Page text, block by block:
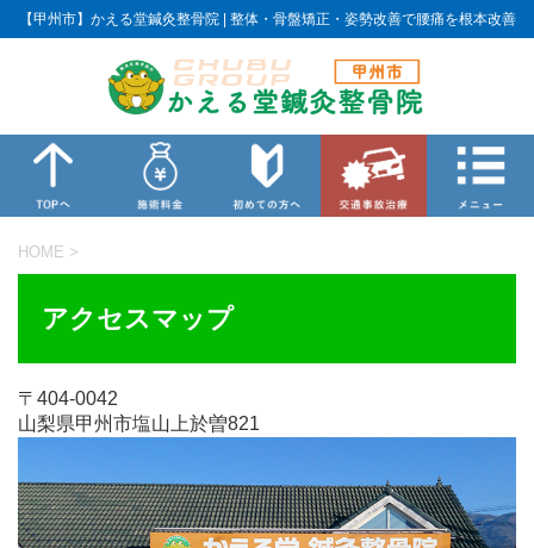
【甲州市】かえる堂鍼灸整骨院 | 整体・骨盤矯正・姿勢改善で腰痛を根本改善
HOME >
アクセスマップ
〒404-0042
山梨県甲州市塩山上於曽821